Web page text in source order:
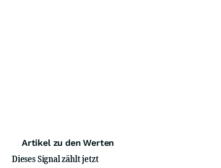
Artikel zu den Werten
Dieses Signal zählt jetzt